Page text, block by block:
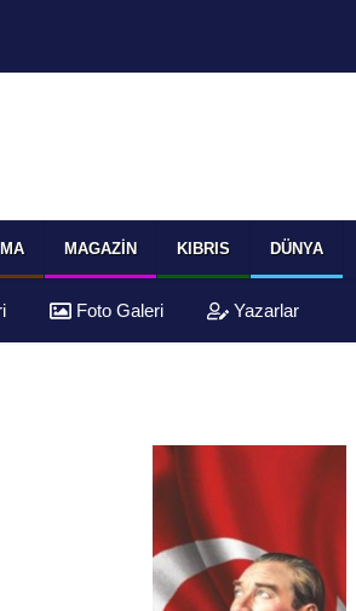
MAGAZIN KIBRIS DÜNYA
Foto Galeri Yazarlar